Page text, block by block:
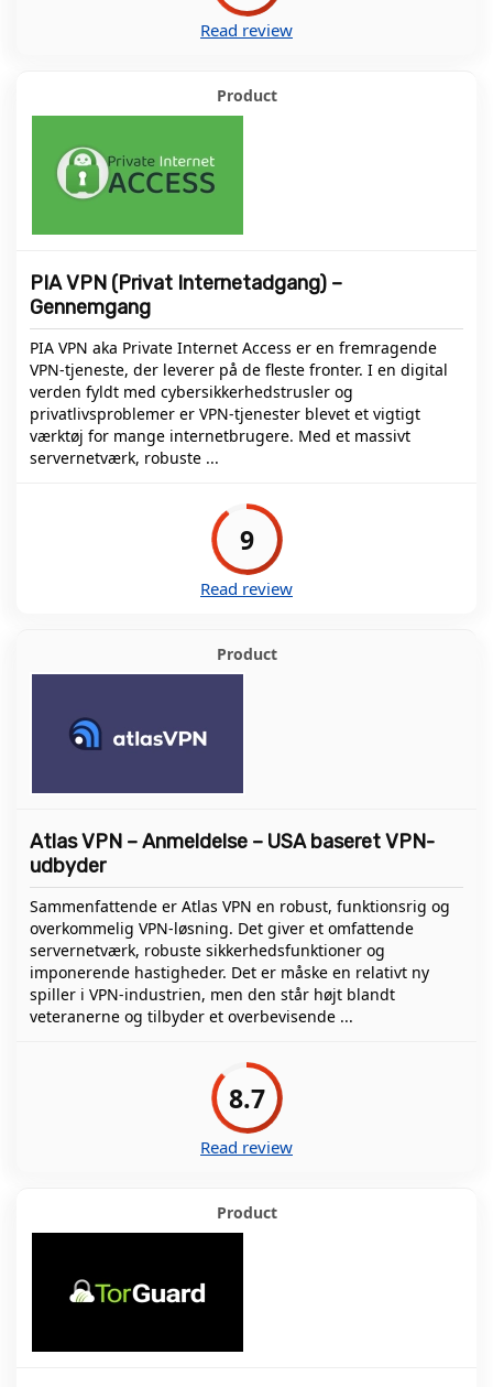
Read review
PIA VPN (Privat Internetadgang) –
Gennemgang
PIA VPN aka Private Internet Access er en fremragende
VPN-tjeneste, der leverer på de fleste fronter. I en digital
verden fyldt med cybersikkerhedstrusler og
privatlivsproblemer er VPN-tjenester blevet et vigtigt
værktøj for mange internetbrugere. Med et massivt
servernetværk, robuste ...
9
Read review
Atlas VPN – Anmeldelse – USA baseret VPN-
udbyder
Sammenfattende er Atlas VPN en robust, funktionsrig og
overkommelig VPN-løsning. Det giver et omfattende
servernetværk, robuste sikkerhedsfunktioner og
imponerende hastigheder. Det er måske en relativt ny
spiller i VPN-industrien, men den står højt blandt
veteranerne og tilbyder et overbevisende ...
8.7
Read review